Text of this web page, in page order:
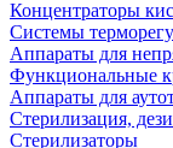
Концентраторы
Системы
Аппараты для
Функциональные
Аппараты для
Стерилизация,
Стерилизаторы